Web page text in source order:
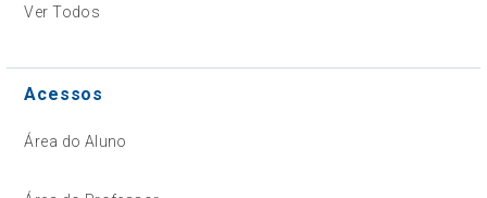
Ver Todos
Acessos
Área do Aluno